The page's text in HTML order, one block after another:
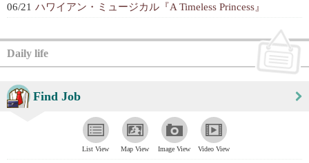
06/21 ハワイアン・ミュージカル『A Timeless Princess』
Daily life
Find Job
List View Map View Image View Video View